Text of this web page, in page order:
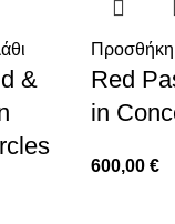
&
Προσθήκη
Red
in
600,00 €